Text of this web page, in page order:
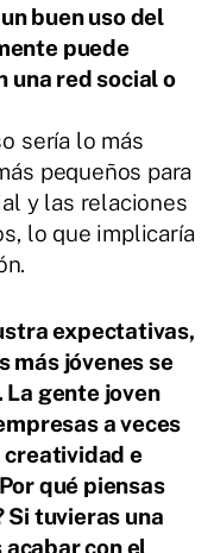
buen uso del
puede
una red social o
sería lo más
pequeños para
y las relaciones
lo que implicaría
expectativas,
más jóvenes se
gente joven
a veces
creatividad e
qué piensas
Si tuvieras una
con el